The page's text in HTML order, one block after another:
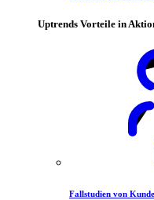
Uptrends Vorteile in
Fallstudien von